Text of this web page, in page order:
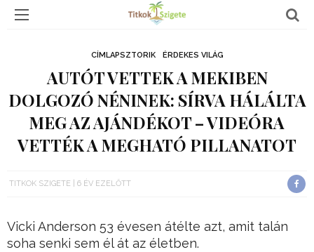
CÍMLAPSZTORIK ÉRDEKES VILÁG
AUTÓT VETTEK A MEKIBEN
DOLGOZÓ NÉNINEK: SÍRVA HÁLÁLTA
MEG AZ AJÁNDÉKOT – VIDEÓRA
VETTÉK A MEGHATÓ PILLANATOT
TITKOK SZIGETE 6 ÉV EZELŐTT
Vicki Anderson 53 évesen átélte azt, amit talán
soha senki sem él át az életben.